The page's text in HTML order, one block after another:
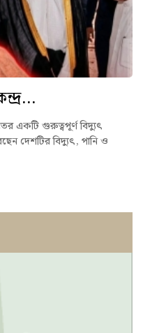
একটি গুরুত্বপূর্ণ বিদ্যুৎ
দেশটির বিদ্যুৎ, পানি ও